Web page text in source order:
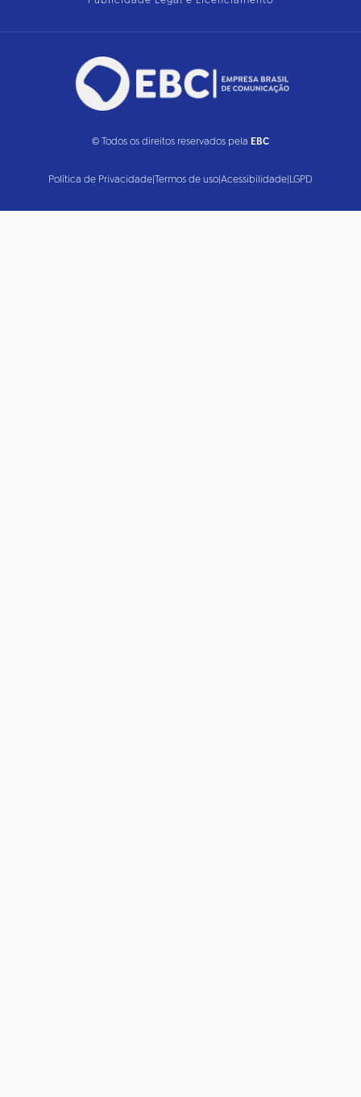
© Todos os direitos reservados pela EBC
Política de Privacidade|Termos de uso|Acessibilidade|LGPD